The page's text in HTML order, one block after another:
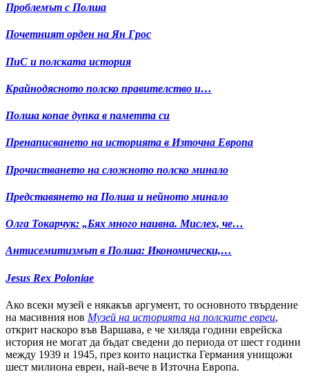
Проблемът с Полша
Почетният орден на Ян Грос
ПиС и полската история
Крайнодясното полско правителство и…
Полша копае дупка в паметта си
Пренаписването на историята в Източна Европа
Прочистването на сложното полско минало
Представянето на Полша и нейното минало
Олга Токарчук: „Бях много наивна. Мислех, че…
Антисемитизмът в Полша: Икономически,…
Jesus Rex Poloniae
Ако всеки музей е някакъв аргумент, то основното твърдение
на масивния нов Музей на историята на полските евреи,
открит наскоро във Варшава, е че хиляда години еврейска
история не могат да бъдат сведени до периода от шест години
между 1939 и 1945, през които нацистка Германия унищожи
шест милиона евреи, най-вече в Източна Европа.